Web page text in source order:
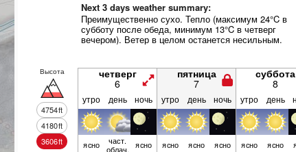
Next 3 days weather summary:
Преимущественно сухо. Тепло (максимум 24°C в
субботу после обеда, минимум 13°C в четверг
вечером). Ветер в целом останется несильным.
Высота
4754ft
4180ft
3606ft
четверг
6
пятница
7
суббота
8
утро день ночь утро день ночь утро день
ясно част.
облач. ясно ясно ясно ясно ясно ясно